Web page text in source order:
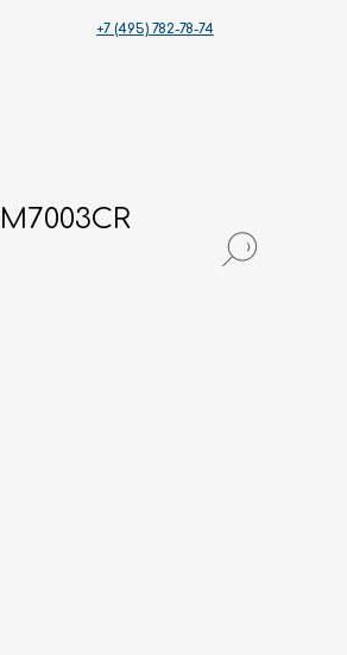
78-74